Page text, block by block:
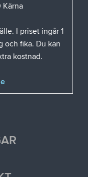
Kärna
I priset ingår 1
och fika. Du kan
kostnad.